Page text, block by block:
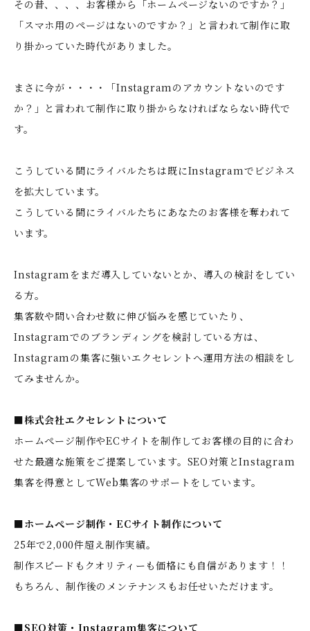
その昔、、、、お客様から「ホームぺージないのですか？」
「スマホ用のページはないのですか？」と言われて制作に取
り掛かっていた時代がありました。
まさに今が・・・・「Instagramのアカウントないのです
か？」と言われて制作に取り掛からなければならない時代で
す。
こうしている間にライバルたちは既にInstagramでビジネス
を拡大しています。
こうしている間にライバルたちにあなたのお客様を奪われて
います。
Instagramをまだ導入していないとか、導入の検討をしてい
る方。
集客数や問い合わせ数に伸び悩みを感じていたり、
Instagramでのブランディングを検討している方は、
Instagramの集客に強いエクセレントへ運用方法の相談をし
てみませんか。
■株式会社エクセレントについて
ホームぺージ制作やECサイトを制作してお客様の目的に合わ
せた最適な施策をご提案しています。SEO対策とInstagram
集客を得意としてWeb集客のサポートをしています。
■ホームぺージ制作・ECサイト制作について
25年で2,000件超え制作実績。
制作スピードもクオリティーも価格にも自信があります！！
もちろん、制作後のメンテナンスもお任せいただけます。
■SEO対策・Instagram集客について